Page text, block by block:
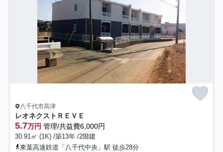
八千代市高津
レオネクストＲＥＶＥ
5.7万円 管理/共益費6,000円
30.91㎡ (1K) /築13年 /2階建
東葉高速鉄道「八千代中央」駅 徒歩28分